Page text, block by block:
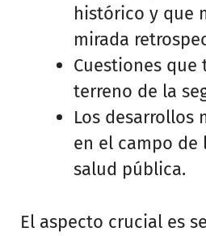
histórico y que
mirada
Cuestiones
terreno de la
Los desarrollos
en el campo de
salud pública.
El aspecto crucial es